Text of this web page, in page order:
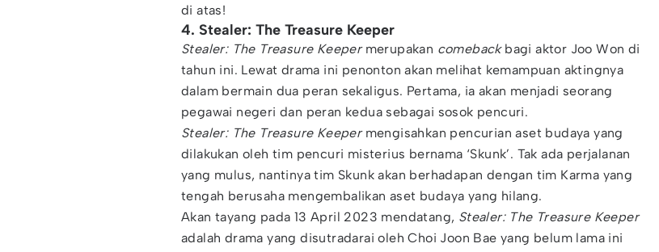
di atas!
4. Stealer: The Treasure Keeper
Stealer: The Treasure Keepermerupakan comebackbagi aktor Joo Won di
tahun ini. Lewat drama ini penonton akan melihat kemampuan aktingnya
dalam bermain dua peran sekaligus. Pertama, ia akan menjadi seorang
pegawai negeri dan peran kedua sebagai sosok pencuri.
Stealer: The Treasure Keepermengisahkan pencurian aset budaya yang
dilakukan oleh tim pencuri misterius bernama ‘Skunk’. Tak ada perjalanan
yang mulus, nantinya tim Skunk akan berhadapan dengan tim Karma yang
tengah berusaha mengembalikan aset budaya yang hilang.
Akan tayang pada 13 April 2023 mendatang, Stealer: The Treasure Keeper
adalah drama yang disutradarai oleh Choi Joon Bae yang belum lama ini